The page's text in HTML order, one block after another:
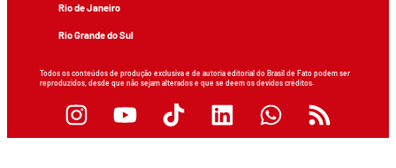
Rio de Janeiro
Rio Grande do Sul
Todos os conteúdos de produção exclusiva e de autoria editorial do Brasil de Fato podem ser
reproduzidos, desde que não sejam alterados e que se deem os devidos créditos.